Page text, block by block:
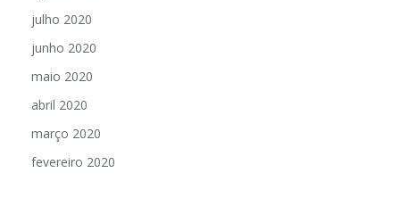
julho 2020
junho 2020
maio 2020
abril 2020
março 2020
fevereiro 2020